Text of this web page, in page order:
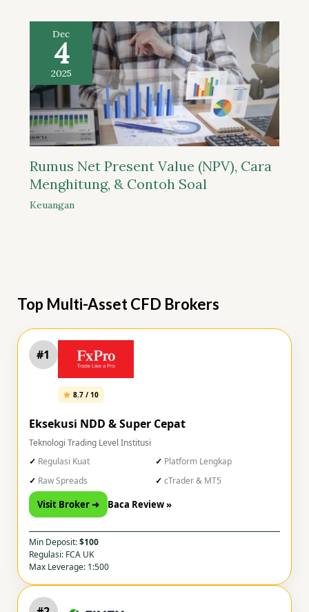
Dec
4
2025
Rumus Net Present Value (NPV), Cara
Menghitung, & Contoh Soal
Keuangan
Top Multi-Asset CFD Brokers
#1
8.7 / 10
Eksekusi NDD & Super Cepat
Teknologi Trading Level Institusi
Regulasi Kuat
Platform Lengkap
Raw Spreads
cTrader & MT5
Visit Broker ➜ Baca Review »
Min Deposit:$100
Regulasi: FCA UK
Max Leverage: 1:500